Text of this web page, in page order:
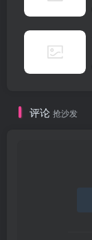
评论 抢沙发